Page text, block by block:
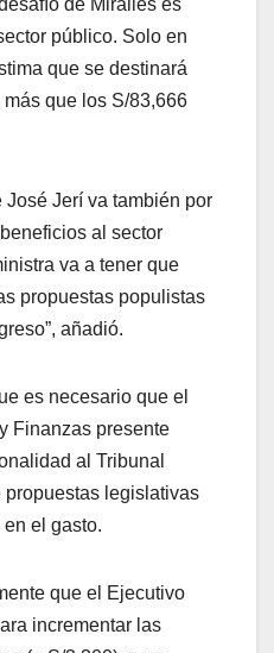
de Miralles es
público. Solo en
que se destinará
que los S/83,666
José Jerí va también por
al sector
va a tener que
propuestas populistas
añadió.
es necesario que el
Finanzas presente
al Tribunal
legislativas
el gasto.
que el Ejecutivo
incrementar las